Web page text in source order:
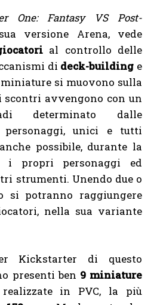
One: Fantasy VS Post-
versione Arena, vede
al controllo delle
di deck-building e
miniature si muovono sulla
scontri avvengono con un
determinato dalle
personaggi, unici e tutti
possibile, durante la
i propri personaggi ed
strumenti. Unendo due o
si potranno raggiungere
nella sua variante
Kickstarter di questo
presenti ben 9 miniature
in PVC, la più